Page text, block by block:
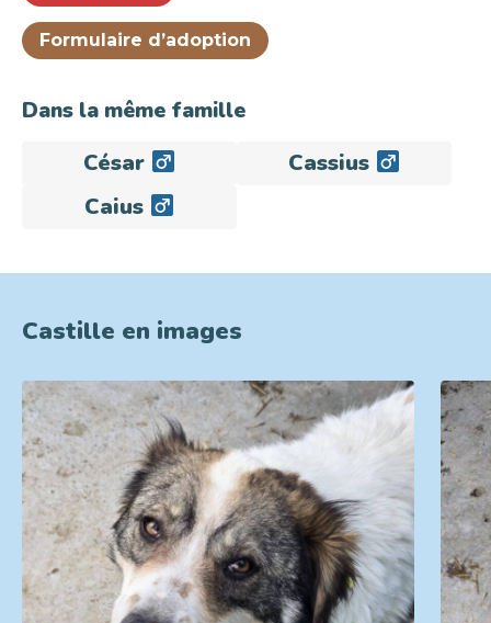
Formulaire d’adoption
Dans la même famille
AdoptéCésar AdoptéCassius
AdoptéCaius
Castille en images